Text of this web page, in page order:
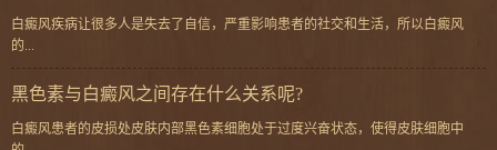
白癜风疾病让很多人是失去了自信，严重影响患者的社交和生活，所以白癜风
的...
黑色素与白癜风之间存在什么关系呢?
白癜风患者的皮损处皮肤内部黑色素细胞处于过度兴奋状态，使得皮肤细胞中